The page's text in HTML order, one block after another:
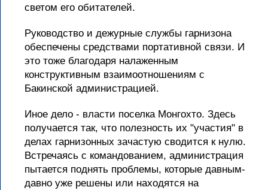
светом его обитателей.
Руководство и дежурные службы гарнизона
обеспечены средствами портативной связи. И
это тоже благодаря налаженным
конструктивным взаимоотношениям с
Бакинской администрацией.
Иное дело - власти поселка Монгохто. Здесь
получается так, что полезность их "участия" в
делах гарнизонных зачастую сводится к нулю.
Встречаясь с командованием, администрация
пытается поднять проблемы, которые давным-
давно уже решены или находятся на